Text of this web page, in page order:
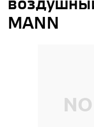
MANN